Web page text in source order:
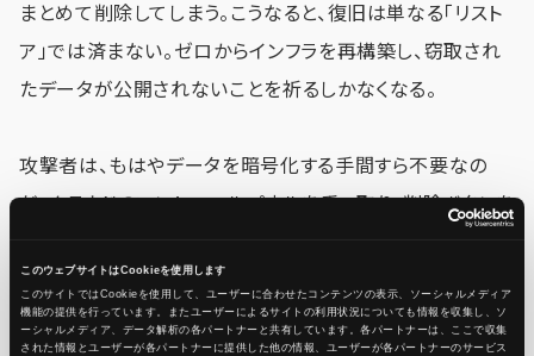
このウェブサイトはCookieを使用します
このサイトではCookieを使用して、ユーザーに合わせたコンテンツの表示、ソーシャルメディア
機能の提供を行っています。またユーザーによるサイトの利用状況についても情報を収集し、ソ
ーシャルメディア、データ解析の各パートナーと共有しています。各パートナーは、ここで収集
された情報とユーザーが各パートナーに提供した他の情報、ユーザーが各パートナーのサービス
まとめて削除してしまう。こうなると、復旧は単なる「リスト
ア」では済まない。ゼロからインフラを再構築し、窃取され
たデータが公開されないことを祈るしかなくなる。
攻撃者は、もはやデータを暗号化する手間すら不要なの
だ。クラウドのコントロールパネルを乗っ取り、削除ボタンを
ことを知ってしまったのである。